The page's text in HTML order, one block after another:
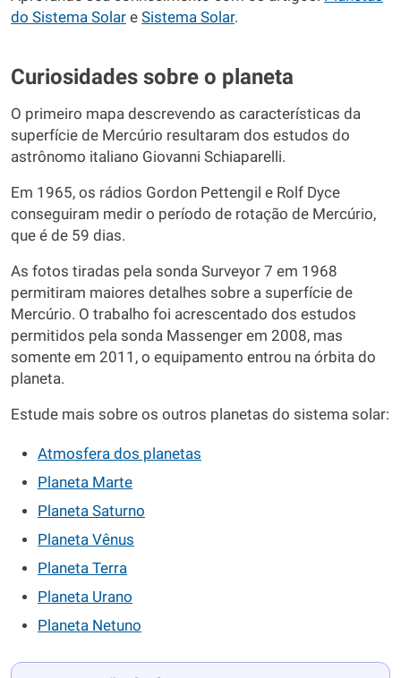
do Sistema Solar e Sistema Solar.
Curiosidades sobre o planeta
O primeiro mapa descrevendo as características da
superfície de Mercúrio resultaram dos estudos do
astrônomo italiano Giovanni Schiaparelli.
Em 1965, os rádios Gordon Pettengil e Rolf Dyce
conseguiram medir o período de rotação de Mercúrio,
que é de 59 dias.
As fotos tiradas pela sonda Surveyor 7 em 1968
permitiram maiores detalhes sobre a superfície de
Mercúrio. O trabalho foi acrescentado dos estudos
permitidos pela sonda Massenger em 2008, mas
somente em 2011, o equipamento entrou na órbita do
planeta.
Estude mais sobre os outros planetas do sistema solar:
Atmosfera dos planetas
Planeta Marte
Planeta Saturno
Planeta Vênus
Planeta Terra
Planeta Urano
Planeta Netuno